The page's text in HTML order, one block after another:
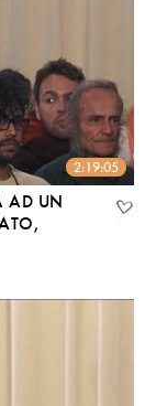
2:19:05
AD UN